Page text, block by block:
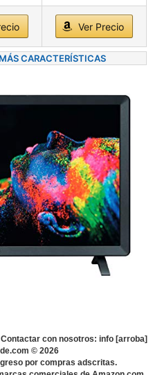
Ver Precio
CARACTERÍSTICAS
con nosotros: info [arroba]
© 2026
por compras adscritas.